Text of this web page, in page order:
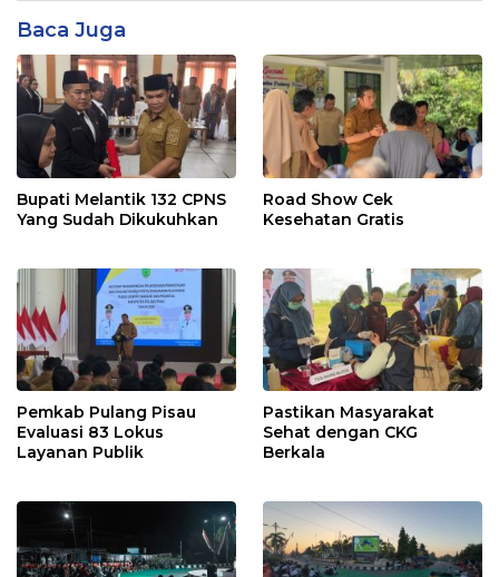
Baca Juga
Bupati Melantik 132 CPNS
Yang Sudah Dikukuhkan
Road Show Cek
Kesehatan Gratis
Pemkab Pulang Pisau
Evaluasi 83 Lokus
Layanan Publik
Pastikan Masyarakat
Sehat dengan CKG
Berkala